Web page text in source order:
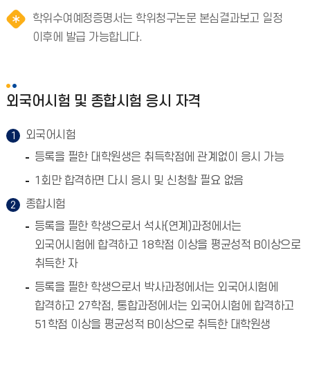
학위수여예정증명서는 학위청구논문 본심결과보고 일정
이후에 발급 가능합니다.
외국어시험 및 종합시험 응시 자격
외국어시험
등록을 필한 대학원생은 취득학점에 관계없이 응시 가능
1회만 합격하면 다시 응시 및 신청할 필요 없음
종합시험
등록을 필한 학생으로서 석사(연계)과정에서는
외국어시험에 합격하고 18학점 이상을 평균성적 B이상으로
취득한 자
등록을 필한 학생으로서 박사과정에서는 외국어시험에
합격하고 27학점, 통합과정에서는 외국어시험에 합격하고
51학점 이상을 평균성적 B이상으로 취득한 대학원생